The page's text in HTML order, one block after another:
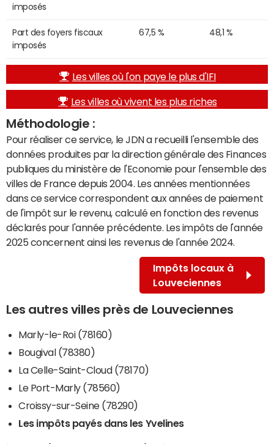
imposés
Part des foyers fiscaux
imposés
67,5 % 48,1 %
Les villes où l'on paye le plus d'IFI
Les villes où vivent les plus riches
Méthodologie :
Pour réaliser ce service, le JDN a recueilli l'ensemble des
données produites par la direction générale des Finances
publiques du ministère de l'Economie pour l'ensemble des
villes de France depuis 2004. Les années mentionnées
dans ce service correspondent aux années de paiement
de l'impôt sur le revenu, calculé en fonction des revenus
déclarés pour l'année précédente. Les impôts de l'année
2025 concernent ainsi les revenus de l'année 2024.
Impôts locaux à
Louveciennes
Les autres villes près de Louveciennes
Marly-le-Roi (78160)
Bougival (78380)
La Celle-Saint-Cloud (78170)
Le Port-Marly (78560)
Croissy-sur-Seine (78290)
Les impôts payés dans les Yvelines